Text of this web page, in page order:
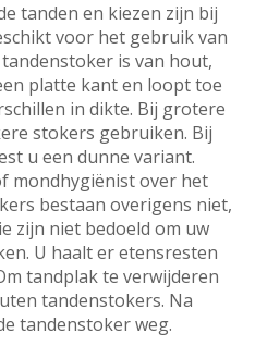
tanden en kiezen zijn bij
voor het gebruik van
is van hout,
platte kant en loopt toe
in dikte. Bij grotere
stokers gebruiken. Bij
u een dunne variant.
mondhygiënist over het
bestaan overigens niet,
zijn niet bedoeld om uw
U haalt er etensresten
tandplak te verwijderen
tandenstokers. Na
tandenstoker weg.